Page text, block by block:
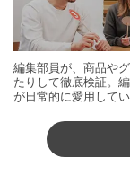
編集部員が、商品や
たりして徹底検証。
が日常的に愛用して